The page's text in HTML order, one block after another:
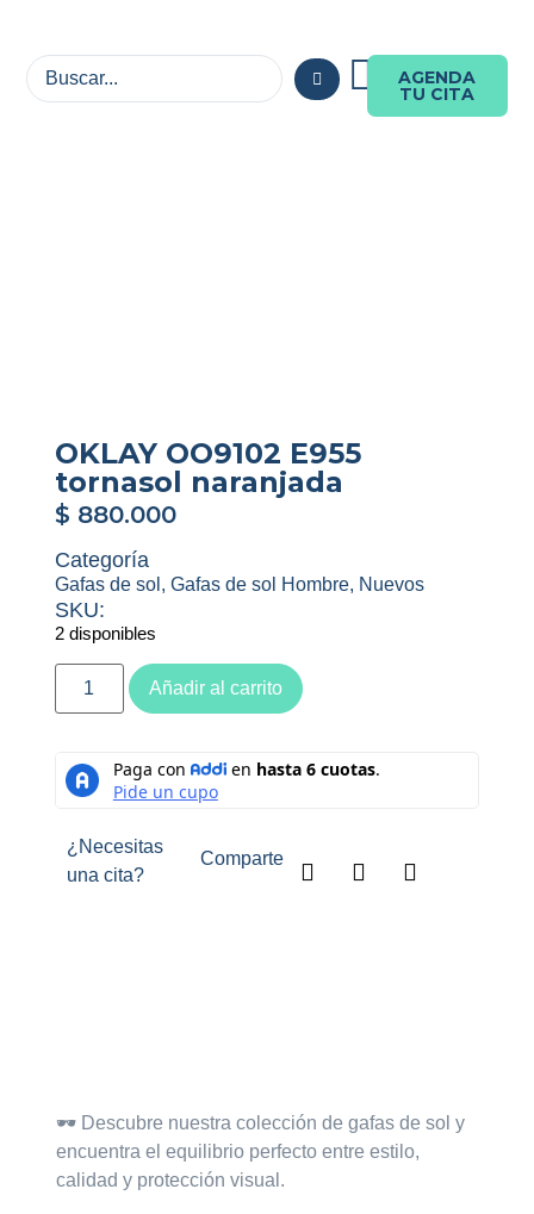
AGENDA
TU CITA
OKLAY OO9102 E955
tornasol naranjada
$ 880.000
Categoría
Gafas de sol , Gafas de sol Hombre, Nuevos
SKU:
2 disponibles
Añadir al carrito
¿Necesitas
una cita?
Comparte
🕶️ Descubre nuestra colección de gafas de sol y
encuentra el equilibrio perfecto entre estilo,
calidad y protección visual.